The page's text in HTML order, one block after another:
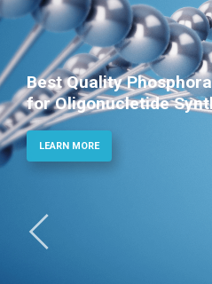
Best Quality
for Oligonucletide
LEARN MORE